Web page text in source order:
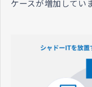
ケースが増加してい